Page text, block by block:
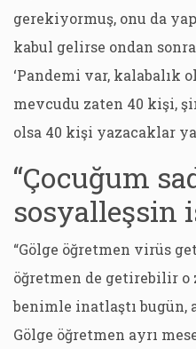
gerekiyormuş, onu da
kabul gelirse ondan
‘Pandemi var, kalabalık
mevcudu zaten 40 kişi,
olsa 40 kişi yazacaklar
“Çocuğum
sosyalleşsin
“Gölge öğretmen virüs
öğretmen de getirebilir o
benimle inatlaştı bugün,
Gölge öğretmen ayrı